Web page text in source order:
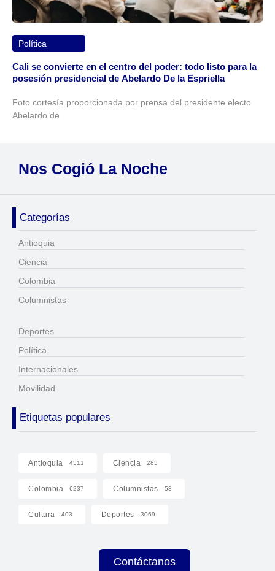
Política
Cali se convierte en el centro del poder: todo listo para la
posesión presidencial de Abelardo De la Espriella
Foto cortesía proporcionada por prensa del presidente electo
Abelardo de
Nos Cogió La Noche
Categorías
Antioquia
Ciencia
Colombia
Columnistas
Deportes
Política
Internacionales
Movilidad
Etiquetas populares
Antioquia 4511 Ciencia 285
Colombia 6237 Columnistas 58
Cultura 403 Deportes 3069
Contáctanos